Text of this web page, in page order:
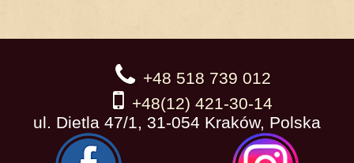
+48 518 739 012
+48(12) 421-30-14
ul. Dietla 47/1, 31-054 Kraków, Polska